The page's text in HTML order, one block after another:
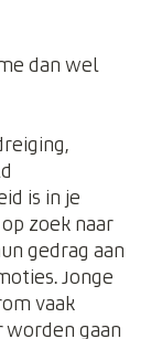
dan wel
is in je
zoek naar
gedrag aan
Jonge
vaak
worden gaan